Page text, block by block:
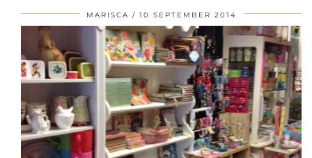
MARISCA 10 SEPTEMBER 2014